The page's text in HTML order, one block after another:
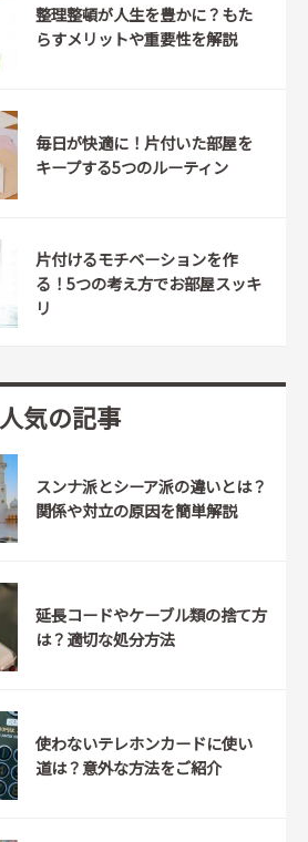
整理整頓が人生を豊かに？もた
らすメリットや重要性を解説
毎日が快適に！片付いた部屋を
キープする5つのルーティン
片付けるモチベーションを作
る！5つの考え方でお部屋スッキ
リ
人気の記事
スンナ派とシーア派の違いとは？
関係や対立の原因を簡単解説
延長コードやケーブル類の捨て方
は？適切な処分方法
使わないテレホンカードに使い
道は？意外な方法をご紹介